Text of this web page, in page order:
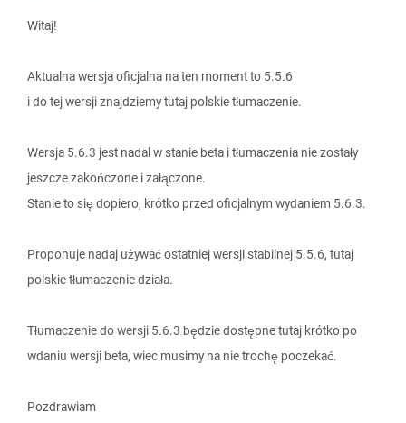
Witaj!
Aktualna wersja oficjalna na ten moment to 5.5.6
i do tej wersji znajdziemy tutaj polskie tłumaczenie.
Wersja 5.6.3 jest nadal w stanie beta i tłumaczenia nie zostały
jeszcze zakończone i załączone.
Stanie to się dopiero, krótko przed oficjalnym wydaniem 5.6.3.
Proponuje nadaj używać ostatniej wersji stabilnej 5.5.6, tutaj
polskie tłumaczenie działa.
Tłumaczenie do wersji 5.6.3 będzie dostępne tutaj krótko po
wdaniu wersji beta, wiec musimy na nie trochę poczekać.
Pozdrawiam